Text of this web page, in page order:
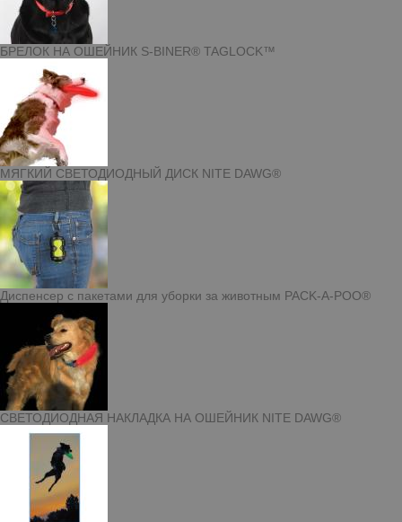
БРЕЛОК НА ОШЕЙНИК S-BINER® TAGLOCK™
МЯГКИЙ СВЕТОДИОДНЫЙ ДИСК NITE DAWG®
Диспенсер с пакетами для уборки за животным PACK-A-POO®
СВЕТОДИОДНАЯ НАКЛАДКА НА ОШЕЙНИК NITE DAWG®